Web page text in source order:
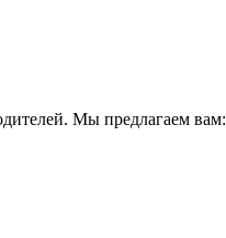
Мы предлагаем вам: